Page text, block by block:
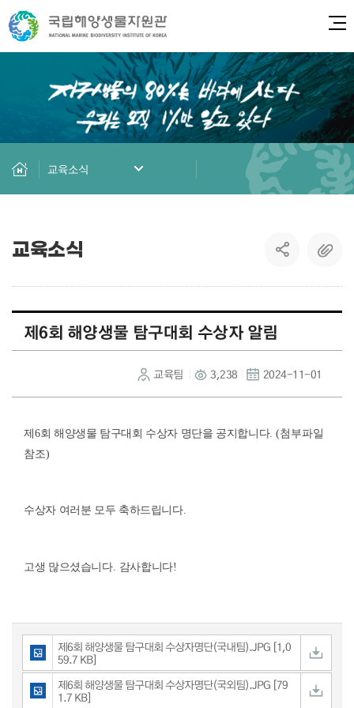
교육소식
교육소식
제6회 해양생물 탐구대회 수상자 알림
교육팀 3,238 2024-11-01
제 6회 해양생물 탐구대회 수상자 명단을 공지합니다. (첨부파일
참조)
수상자 여러분 모두 축하드립니다.
고생 많으셨습니다. 감사합니다!
제6회 해양생물 탐구대회 수상자명단(국내팀).JPG [1,0
59.7 KB]
제6회 해양생물 탐구대회 수상자명단(국외팀).JPG [79
1.7 KB]